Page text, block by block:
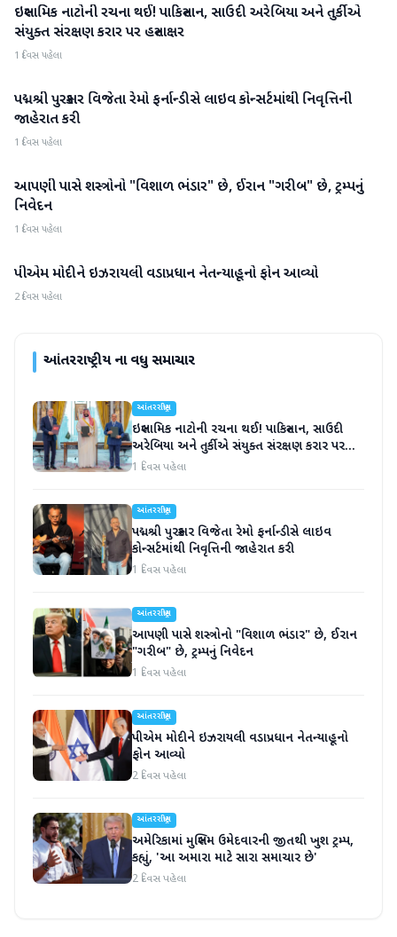
આંતરરાષ્ટ્રીય
ઇસ્લામિક નાટોની રચના થઈ! પાકિસ્તાન, સાઉદી અરેબિયા અને તુર્કીએ
સંયુક્ત સંરક્ષણ કરાર પર હસ્તાક્ષર
1 દિવસ પહેલા
આંતરરાષ્ટ્રીય
પદ્મશ્રી પુરસ્કાર વિજેતા રેમો ફર્નાન્ડીસે લાઇવ કોન્સર્ટમાંથી નિવૃત્તિની
જાહેરાત કરી
1 દિવસ પહેલા
આંતરરાષ્ટ્રીય
આપણી પાસે શસ્ત્રોનો "વિશાળ ભંડાર" છે, ઈરાન "ગરીબ" છે, ટ્રમ્પનું
નિવેદન
1 દિવસ પહેલા
આંતરરાષ્ટ્રીય
પીએમ મોદીને ઇઝરાયલી વડાપ્રધાન નેતન્યાહૂનો ફોન આવ્યો
2 દિવસ પહેલા
આંતરરાષ્ટ્રીયના વધુ સમાચાર
આંતરરાષ્ટ્રીય
ઇસ્લામિક નાટોની રચના થઈ! પાકિસ્તાન, સાઉદી
અરેબિયા અને તુર્કીએ સંયુક્ત સંરક્ષણ કરાર પર
હસ્તાક્ષર
1 દિવસ પહેલા
આંતરરાષ્ટ્રીય
પદ્મશ્રી પુરસ્કાર વિજેતા રેમો ફર્નાન્ડીસે લાઇવ
કોન્સર્ટમાંથી નિવૃત્તિની જાહેરાત કરી
1 દિવસ પહેલા
આંતરરાષ્ટ્રીય
આપણી પાસે શસ્ત્રોનો "વિશાળ ભંડાર" છે, ઈરાન
"ગરીબ" છે, ટ્રમ્પનું નિવેદન
1 દિવસ પહેલા
આંતરરાષ્ટ્રીય
પીએમ મોદીને ઇઝરાયલી વડાપ્રધાન નેતન્યાહૂનો
ફોન આવ્યો
2 દિવસ પહેલા
આંતરરાષ્ટ્રીય
અમેરિકામાં મુસ્લિમ ઉમેદવારની જીતથી ખુશ ટ્રમ્પ,
કહ્યું, 'આ અમારા માટે સારા સમાચાર છે'
2 દિવસ પહેલા